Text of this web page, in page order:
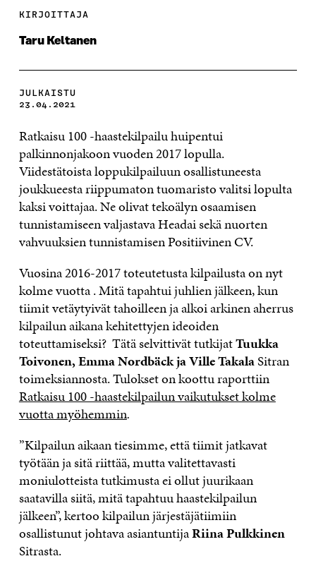
KIRJOITTAJA
Taru Keltanen
JULKAISTU
23.04.2021
Ratkaisu 100 -haastekilpailu huipentui
palkinnonjakoon vuoden 2017 lopulla.
Viidestätoista loppukilpailuun osallistuneesta
joukkueesta riippumaton tuomaristo valitsi lopulta
kaksi voittajaa. Ne olivat tekoälyn osaamisen
tunnistamiseen valjastava Headai sekä nuorten
vahvuuksien tunnistamisen Positiivinen CV.
Vuosina 2016-2017 toteutetusta kilpailusta on nyt
kolme vuotta . Mitä tapahtui juhlien jälkeen, kun
tiimit vetäytyivät tahoilleen ja alkoi arkinen aherrus
kilpailun aikana kehitettyjen ideoiden
toteuttamiseksi? Tätä selvittivät tutkijatTuukka
Toivonen, Emma Nordbäck ja Ville TakalaSitran
toimeksiannosta. Tulokset on koottu raporttiin
Ratkaisu 100 -haastekilpailun vaikutukset kolme
vuotta myöhemmin.
”Kilpailun aikaan tiesimme, että tiimit jatkavat
työtään ja sitä riittää, mutta valitettavasti
moniulotteista tutkimusta ei ollut juurikaan
saatavilla siitä, mitä tapahtuu haastekilpailun
jälkeen”, kertoo kilpailun järjestäjätiimiin
osallistunut johtava asiantuntijaRiina Pulkkinen
Sitrasta.